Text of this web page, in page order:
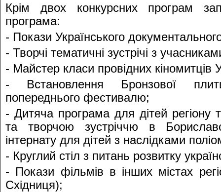
Крім двох конкурсних програм
програма:
- Покази Українського
- Творчі тематичні зустрічі з
- Майстер класи провідних кіномитців
- Встановлення Бронзової
попереднього фестивалю;
- Дитяча програма для дітей регіону
та творчою зустріччю в
інтернату для дітей з наслідками
- Круглий стіл з питань розвитку
- Покази фільмів в інших містах
Східниця);